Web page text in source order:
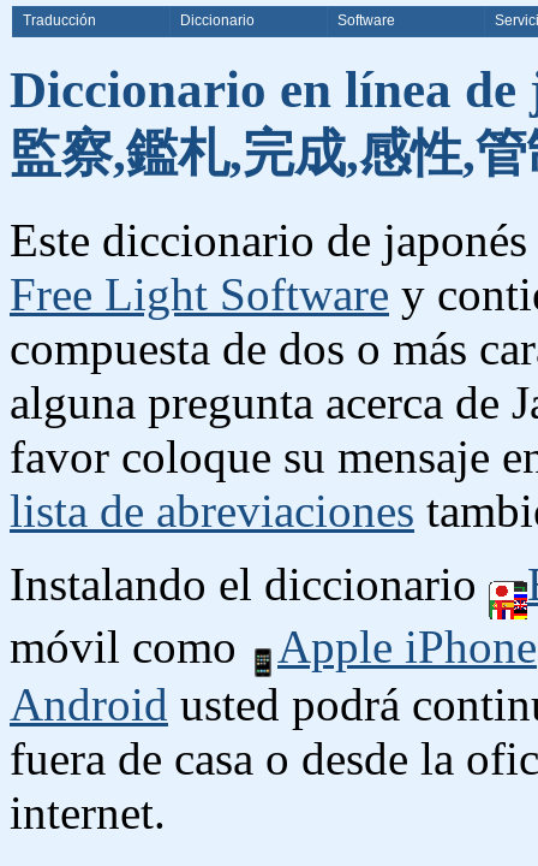
Traducción Diccionario Software
Diccionario en línea
監察,鑑札,完成,感性,
Este diccionario de
Free Light Software y
compuesta de dos o más
alguna pregunta acerca de
favor coloque su mensaje
lista de abreviaciones
Instalando el diccionario
móvil como
Apple iPhone
Android usted podrá
fuera de casa o desde la
internet.